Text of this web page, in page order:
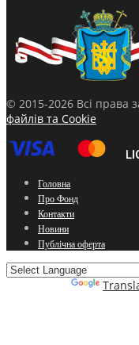
© 2015-2026 Всі права
файлів та Cookie
Головна
Про Фонд
Контакти
Новини
Публічна оферта